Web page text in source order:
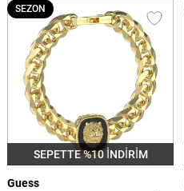
SEPETTE %10 İNDİRİM
SEZON
Guess